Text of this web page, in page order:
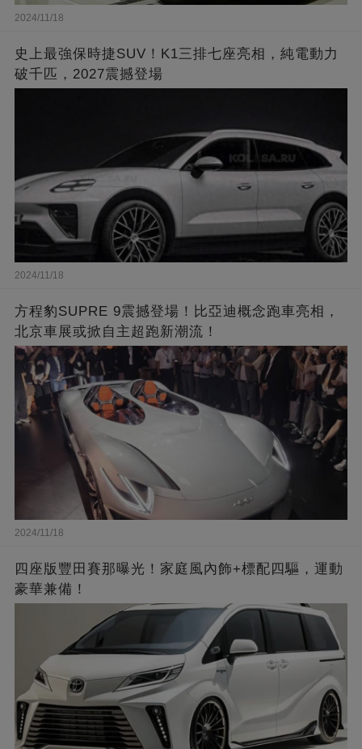
2024/11/18
史上最強保時捷SUV！K1三排七座亮相，純電動力
破千匹，2027震撼登場
2024/11/18
方程豹SUPRE 9震撼登場！比亞迪概念跑車亮相，
北京車展或掀自主超跑新潮流！
2024/11/18
四座版豐田賽那曝光！家庭風內飾+標配四驅，運動
豪華兼備！